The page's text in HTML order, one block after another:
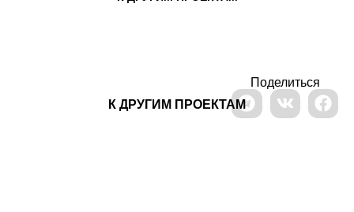
Поделиться
К ДРУГИМ ПРОЕКТАМ